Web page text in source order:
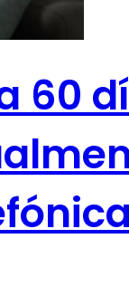
60